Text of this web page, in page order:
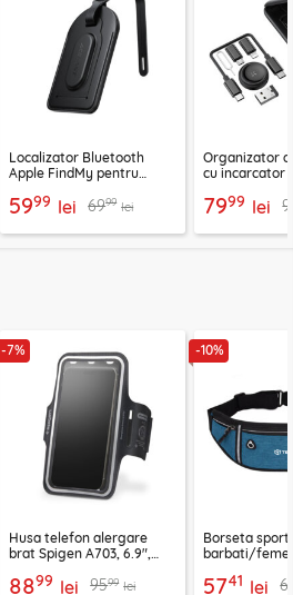
Localizator Bluetooth
Apple FindMy pentru
5999 lei 6999 lei
Organizator
cu incarcator
7999 lei
-7%
Husa telefon alergare
brat Spigen A703, 6.9",
8899 lei 9599 lei
-10%
Borseta
barbati/femei
5741 lei